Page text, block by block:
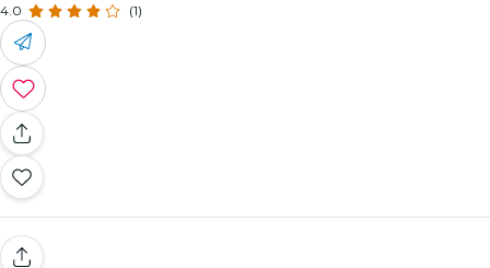
4.0 (1)